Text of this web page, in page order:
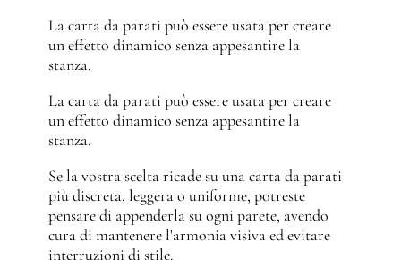
La carta da parati può essere usata per creare
un effetto dinamico senza appesantire la
stanza.
La carta da parati può essere usata per creare
un effetto dinamico senza appesantire la
stanza.
Se la vostra scelta ricade su una carta da parati
più discreta, leggera o uniforme, potreste
pensare di appenderla su ogni parete, avendo
cura di mantenere l'armonia visiva ed evitare
interruzioni di stile.